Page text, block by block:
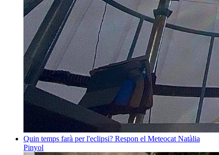
Quin temps farà per l'eclipsi? Respon el Meteocat Natàlia
Pinyol